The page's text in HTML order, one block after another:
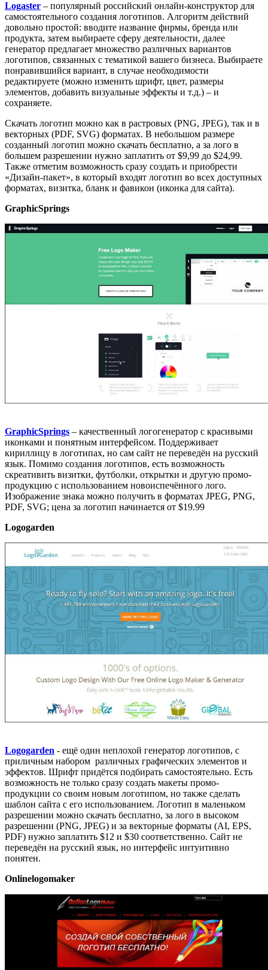
Logaster – популярный российский онлайн-конструктор для
самостоятельного создания логотипов. Алгоритм действий
довольно простой: вводите название фирмы, бренда или
продукта, затем выбираете сферу деятельности, далее
генератор предлагает множество различных вариантов
логотипов, связанных с тематикой вашего бизнеса. Выбираете
понравившийся вариант, в случае необходимости
редактируете (можно изменить шрифт, цвет, размеры
элементов, добавить визуальные эффекты и т.д.) – и
сохраняете.
Скачать логотип можно как в растровых (PNG, JPEG), так и в
векторных (PDF, SVG) форматах. В небольшом размере
созданный логотип можно скачать бесплатно, а за лого в
большем разрешении нужно заплатить от $9,99 до $24,99.
Также отметим возможность сразу создать и приобрести
«Дизайн-пакет», в который входят логотип во всех доступных
форматах, визитка, бланк и фавикон (иконка для сайта).
GraphicSprings
GraphicSprings – качественный логогенератор с красивыми
иконками и понятным интерфейсом. Поддерживает
кириллицу в логотипах, но сам сайт не переведён на русский
язык. Помимо создания логотипов, есть возможность
скреативить визитки, футболки, открытки и другую промо-
продукцию с использованием новоиспечённого лого.
Изображение знака можно получить в форматах JPEG, PNG,
PDF, SVG; цена за логотип начинается от $19.99
Logogarden
Logogarden - ещё один неплохой генератор логотипов, с
приличным набором различных графических элементов и
эффектов. Шрифт придётся подбирать самостоятельно. Есть
возможность не только сразу создать макеты промо-
продукции со своим новым логотипом, но также сделать
шаблон сайта с его использованием. Логотип в маленьком
разрешении можно скачать бесплатно, за лого в высоком
разрешении (PNG, JPEG) и за векторные форматы (AI, EPS,
PDF) нужно заплатить $12 и $30 соответственно. Сайт не
переведён на русский язык, но интерфейс интуитивно
понятен.
Onlinelogomaker